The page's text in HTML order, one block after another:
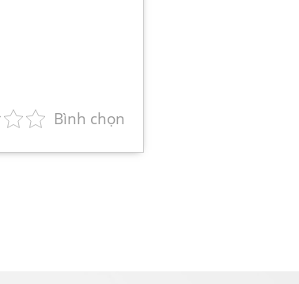
Bình chọn